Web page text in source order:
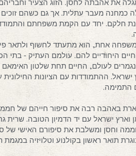
את אהבתה לחסן. הזוג הצעיר וחבריהם
מעבר עתלית. אך גם כשהם זוכים
חלקם. יחד עם הקמת משפחתם
אחת, הוא מתעתד לחשוף ולתאר
היחודיים להם. עולמם העתיק ‐ בתי
לעולם, החיים תחת שלטון האימאם
ההתמודדות עם הציונות
התמימה.
באהבה רבה את סיפור חייהם של
וארץ ישראל עם יד הדמיון הטובה. שרית
וחסן ומשלבת את סיפורם האישי של
תואר ראשון בקולנוע וטלויזיה